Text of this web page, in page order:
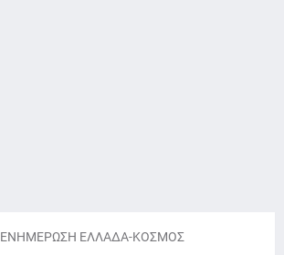
ΕΝΗΜΕΡΩΣΗ ΕΛΛΑΔΑ-ΚΟΣΜΟΣ